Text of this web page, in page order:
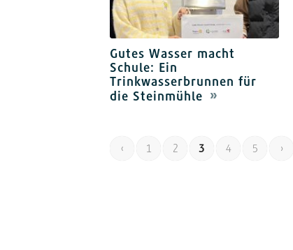
Gutes Wasser macht
Schule: Ein
Trinkwasserbrunnen für
die Steinmühle
‹ 1 2 3 4 5 ›